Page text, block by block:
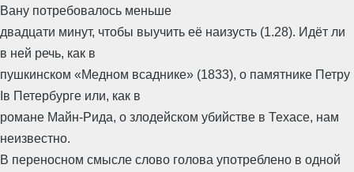
Вану потребовалось меньше
двадцати минут, чтобы выучить её наизусть (1.28). Идёт ли
в ней речь, как в
пушкинском «Медном всаднике» (1833), о памятнике Петру
Iв Петербурге или, как в
романе Майн-Рида, о злодейском убийстве в Техасе, нам
неизвестно.
В переносном смысле слово голова употреблено в одной